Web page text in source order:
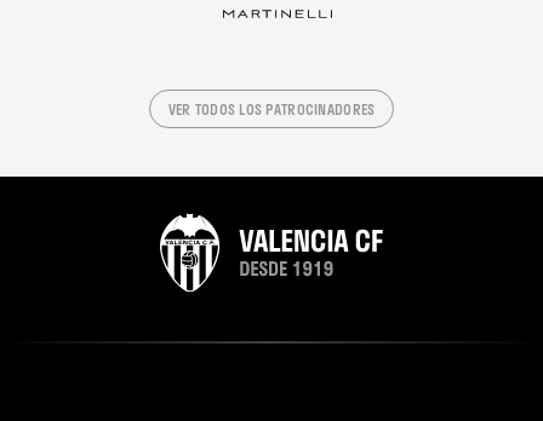
VER TODOS LOS PATROCINADORES